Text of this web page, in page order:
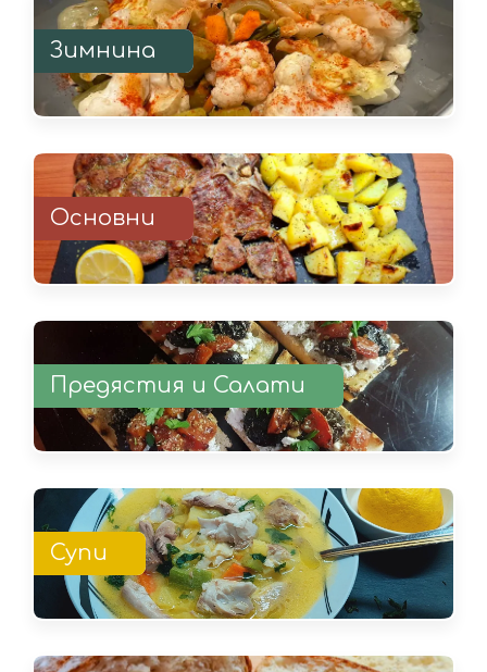
Зимнина
Основни
Предястия и Салати
Супи